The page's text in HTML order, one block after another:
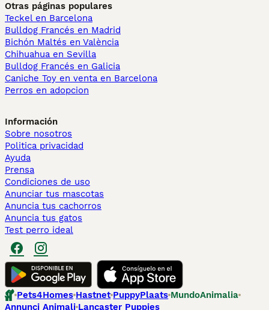
Otras páginas populares
Teckel en Barcelona
Bulldog Francés en Madrid
Bichón Maltés en València
Chihuahua en Sevilla
Bulldog Francés en Galicia
Caniche Toy en venta en Barcelona
Perros en adopcion
Información
Sobre nosotros
Politica privacidad
Ayuda
Prensa
Condiciones de uso
Anunciar tus mascotas
Anuncia tus cachorros
Anuncia tus gatos
Test perro ideal
Pets4Homes Hastnet PuppyPlaats MundoAnimalia
Annunci Animali Lancaster Puppies